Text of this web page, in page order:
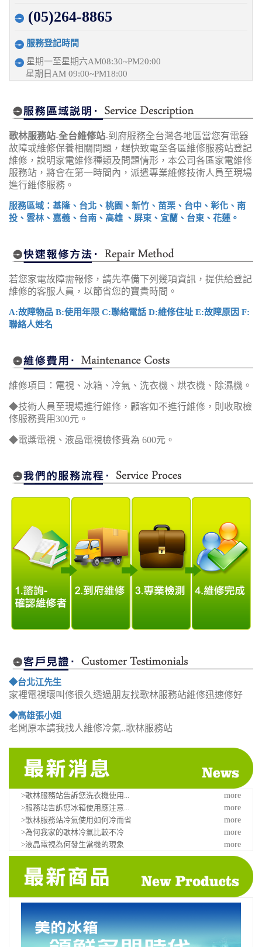
(05)264-8865
服務登記時間
星期一至星期六AM08:30~PM20:00
星期日AM 09:00~PM18:00
歌林服務站-全台維修站-到府服務全台灣各地區當您有電器
故障或維修保養相關問題，趕快致電至各區維修服務站登記
維修，說明家電維修種類及問題情形，本公司各區家電維修
服務站，將會在第一時間內，派遣專業維修技術人員至現場
進行維修服務。
服務區域：基隆、台北、桃園、新竹、苗栗、台中、彰化、南
投、雲林、嘉義、台南、高雄 、屏東、宜蘭、台東、花蓮。
若您家電故障需報修，請先準備下列幾項資訊，提供給登記
維修的客服人員，以節省您的寶貴時間。
A:故障物品 B:使用年限 C:聯絡電話 D:維修住址 E:故障原因 F:
聯絡人姓名
維修項目：電視、冰箱、冷氣、洗衣機、烘衣機、除濕機。
◆技術人員至現場進行維修，顧客如不進行維修，則收取檢
修服務費用300元。
◆電槳電視、液晶電視檢修費為 600元。
◆台北江先生
家裡電視壞叫修很久透過朋友找歌林服務站維修迅速修好
◆高雄張小姐
老闆原本請我找人維修冷氣..歌林服務站
>歌林服務站告訴您洗衣機使用...
more
>服務站告訴您冰箱使用應注意...
more
>歌林服務站冷氣使用如何冷而省
more
>為何我家的歌林冷氣比較不冷
more
>液晶電視為何發生當機的現象
more